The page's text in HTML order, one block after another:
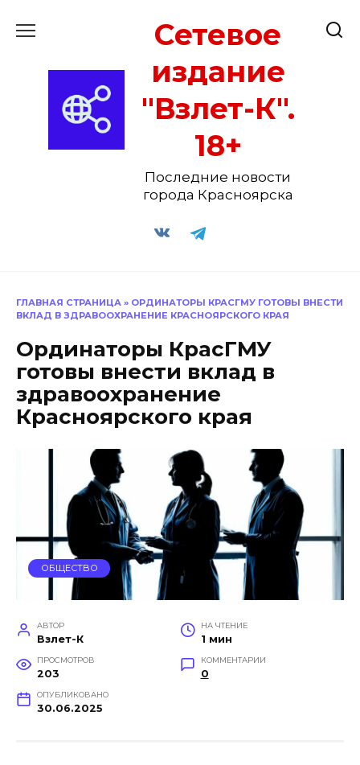
Сетевое
издание
"Взлет-К".
18+
Последние новости
города Красноярска
ГЛАВНАЯ СТРАНИЦА » ОРДИНАТОРЫ КРАСГМУ ГОТОВЫ ВНЕСТИ
ВКЛАД В ЗДРАВООХРАНЕНИЕ КРАСНОЯРСКОГО КРАЯ
Ординаторы КрасГМУ
готовы внести вклад в
здравоохранение
Красноярского края
ОБЩЕСТВО
АВТОР
Взлет-К
НА ЧТЕНИЕ
1 мин
ПРОСМОТРОВ
203
КОММЕНТАРИИ
0
ОПУБЛИКОВАНО
30.06.2025